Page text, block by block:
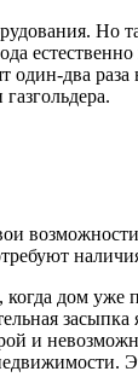
Но
один-два
дом уже
засыпка
и